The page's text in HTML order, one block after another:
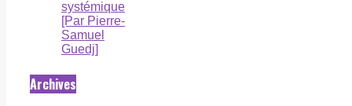
systémique
[Par Pierre-
Samuel
Guedj]
Archives